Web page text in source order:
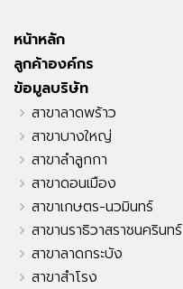
หน้าหลัก
ลูกค้าองค์กร
ข้อมูลบริษัท
สาขาลาดพร้าว
สาขาบางใหญ่
สาขาลำลูกกา
สาขาดอนเมือง
สาขาเกษตร-นวมินทร์
สาขานราธิวาสราชนครินทร์
สาขาลาดกระบัง
สาขาสำโรง